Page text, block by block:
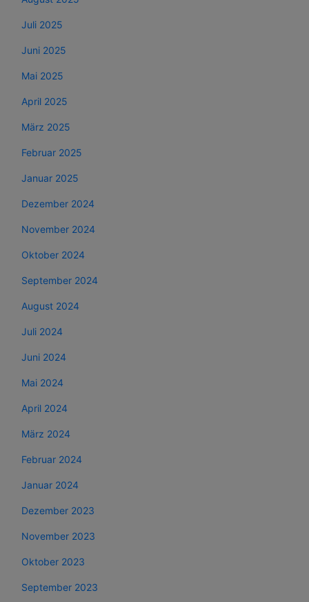
Juli 2025
Juni 2025
Mai 2025
April 2025
März 2025
Februar 2025
Januar 2025
Dezember 2024
November 2024
Oktober 2024
September 2024
August 2024
Juli 2024
Juni 2024
Mai 2024
April 2024
März 2024
Februar 2024
Januar 2024
Dezember 2023
November 2023
Oktober 2023
September 2023